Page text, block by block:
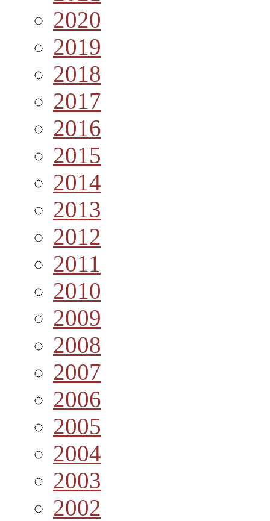
2020
2019
2018
2017
2016
2015
2014
2013
2012
2011
2010
2009
2008
2007
2006
2005
2004
2003
2002